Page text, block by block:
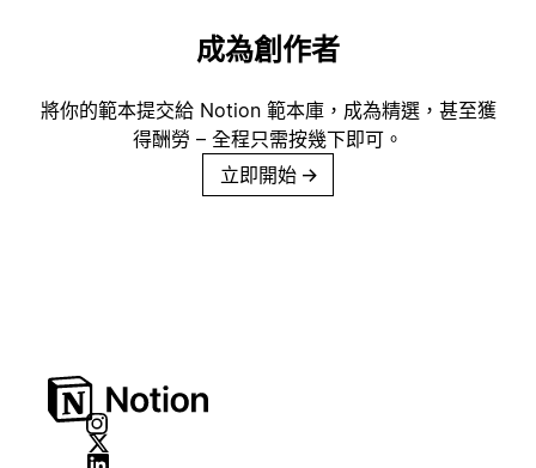
成為創作者
將你的範本提交給 Notion 範本庫，成為精選，甚至獲
得酬勞 – 全程只需按幾下即可。
立即開始 →